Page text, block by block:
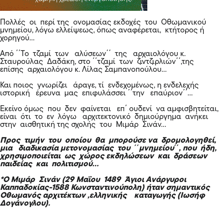
Πολλές οι περί της ονομασίας εκδοχές του Οθωμανικού
μνημείου, λόγω ελλείψεως, όπως αναφέρεται, κτήτορος ή
χορηγού…
Από ΄΄Το τζαμί των αλύσεων΄΄ της αρχαιολόγου κ.
Σταυρούλας Δαδάκη, στο ΄΄τζαμί των ζιντζιρλιών΄΄,της
επίσης αρχαιολόγου κ. Λίλας Σαμπανοπούλου…
Και ποιος γνωρίζει άραγε, τί ενδεχομένως, η ενδελεχής
ιστορική έρευνα μας επιφυλάσσει ΄΄την επαύριον΄΄…
Εκείνο όμως που δεν φαίνεται επ΄ ουδενί να αμφισβητείται,
είναι ότι το εν λόγω αρχιτεκτονικό δημιούργημα ανήκει
στην αισθητική της σχολής του Μιμάρ Σινάν…
Προς τιμήν του οποίου θα μπορούσε να δρομολογηθεί,
μια διαδικασία μετονομασίας του ΄΄μνημείου΄΄, που ήδη,
χρησιμοποιείται ως χώρος εκδηλώσεων και δράσεων
παιδείας και πολιτισμού…
*Ο Μιμάρ Σινάν (29 Μαΐου 1489 Άγιοι Ανάργυροι
Καππαδοκίας-1588 Κωνσταντινούπολη) ήταν σημαντικός
Οθωμανός αρχιτέκτων ,ελληνικής
καταγωγής (Ιωσήφ
Δογάνογλου).